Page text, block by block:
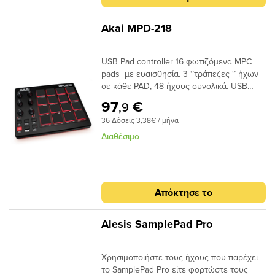
Akai MPD-218
USB Pad controller 16 φωτιζόμενα MPC
pads με ευαισθησία. 3 ‘’τράπεζες ‘’ ήχων
σε κάθε PAD, 48 ήχους συνολικά. USB
Τροφοδοσία μέσω USB. Στην συσκευασία
περιλαμβάνονται:Καλώδιο
USBSoftware Ableton Live Lite, Akai Pro
97,9 €
36 Δόσεις 3,38€ / μήνα
Διαθέσιμο
Απόκτησε το
Alesis SamplePad Pro
Χρησιμοποιήστε τους ήχους που παρέχει
το SamplePad Pro είτε φορτώστε τους